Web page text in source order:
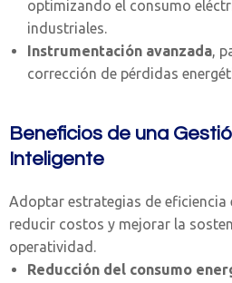
optimizando el consumo
industriales.
Instrumentación avanzada,
corrección de pérdidas
Beneficios de una
Inteligente
Adoptar estrategias de eficiencia
reducir costos y mejorar la
operatividad.
Reducción del consumo